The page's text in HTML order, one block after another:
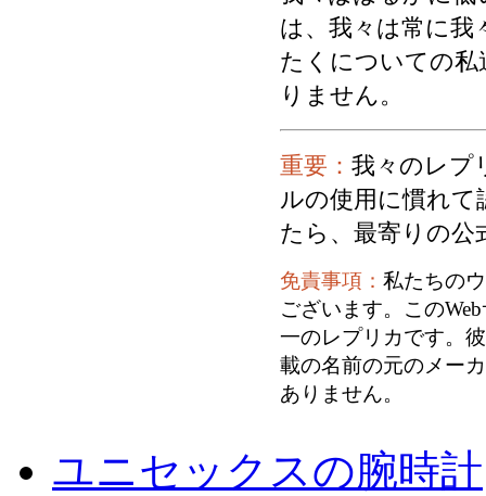
は、我々は常に我
たくについての私
りません。
重要： 我々のレプ
ルの使用に慣れ
たら、最寄りの
免責事項： 私たちの
ございます。この
一のレプリカです。
載の名前の元のメー
ありません。
ユニセックスの腕時計